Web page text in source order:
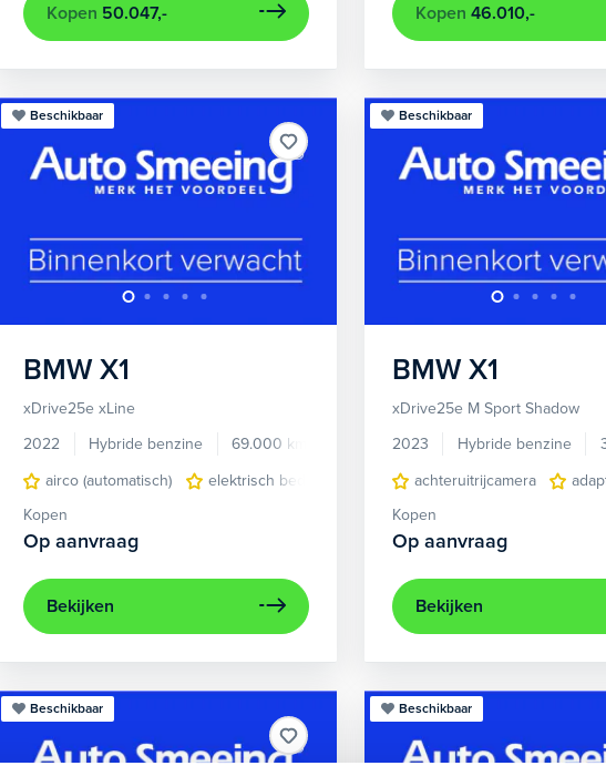
Kopen 50.047,- Kopen 46.010,-
Beschikbaar
BMW X1
xDrive25e xLine
2022
Hybride benzine 69.000 km
airco (automatisch)
elektrisch bedienbare achterklep elektrisch glazen
Kopen
Op aanvraag
Bekijken
Beschikbaar
BMW X1
xDrive25e M Sport Shadow
2023
Hybride benzine
achteruitrijcamera
Kopen
Op aanvraag
Bekijken
Beschikbaar Beschikbaar